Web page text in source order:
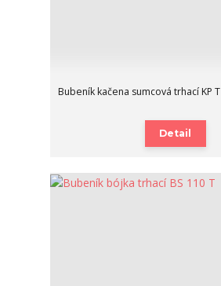
Bubeník kačena sumcová trhací KP T
Detail